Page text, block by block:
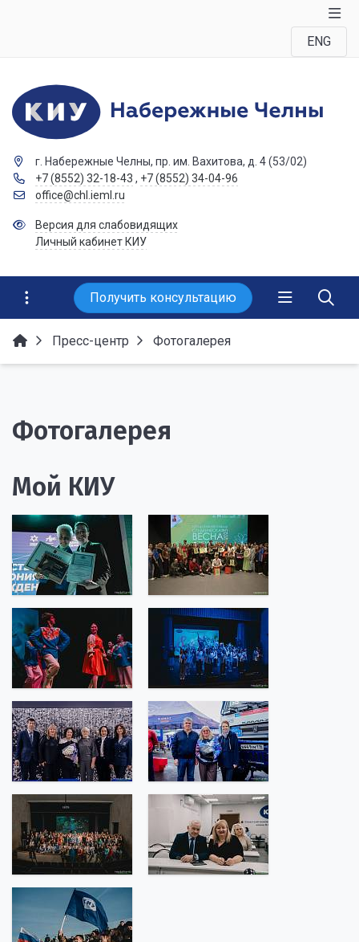
ENG
г. Набережные Челны, пр. им. Вахитова, д. 4 (53/02)
+7 (8552) 32-18-43 , +7 (8552) 34-04-96
office@chl.ieml.ru
Версия для слабовидящих
Личный кабинет КИУ
Получить консультацию
Пресс-центр Фотогалерея
Фотогалерея
Мой КИУ